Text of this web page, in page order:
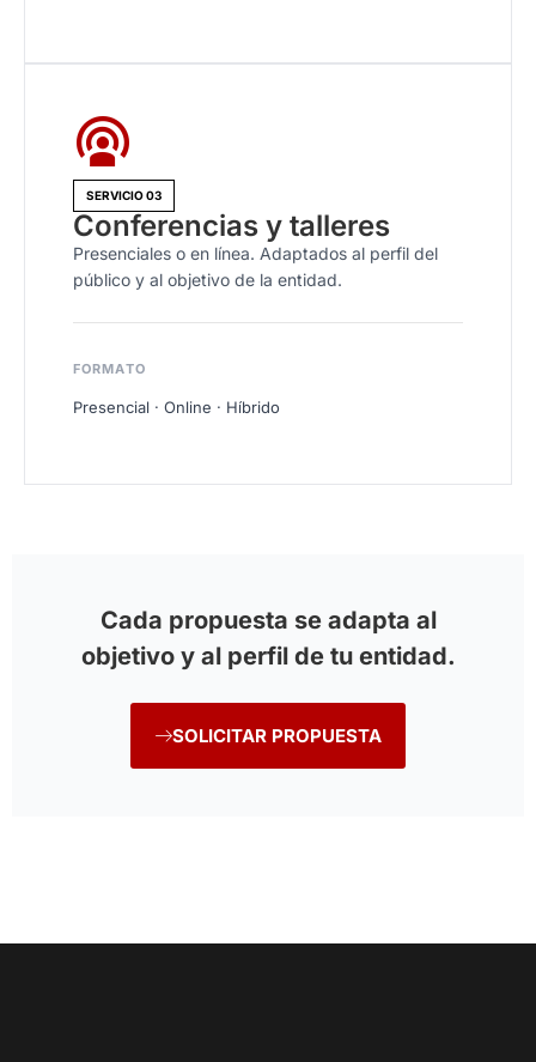
SERVICIO 03
Conferencias y talleres
Presenciales o en línea. Adaptados al perfil del
público y al objetivo de la entidad.
FORMATO
Presencial · Online · Híbrido
Cada propuesta se adapta al
objetivo y al perfil de tu entidad.
SOLICITAR PROPUESTA